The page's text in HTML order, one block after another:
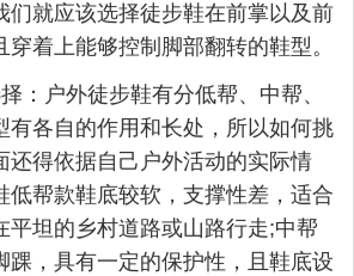
们就应该选择徒步鞋在前掌以及前
着上能够控制脚部翻转的鞋型。
：户外徒步鞋有分低帮、中帮、
有各自的作用和长处，所以如何挑
还得依据自己户外活动的实际情
低帮款鞋底较软，支撑性差，适合
平坦的乡村道路或山路行走;中帮
踝，具有一定的保护性，且鞋底设